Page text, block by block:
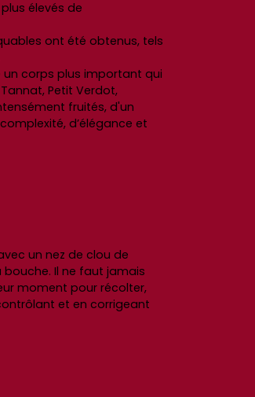
élevés de
ont été obtenus, tels
un corps plus important qui
Petit Verdot,
fruités, d'un
d’élégance et
un nez de clou de
Il ne faut jamais
moment pour récolter,
et en corrigeant